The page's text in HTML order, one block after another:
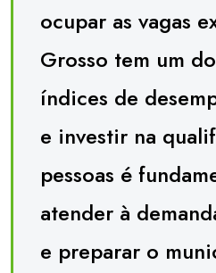
ocupar as vagas
Grosso tem um
índices de
e investir na
pessoas é
atender à
e preparar o